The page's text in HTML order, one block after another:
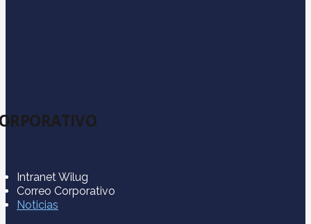
Intranet Wilug
Correo Corporativo
Noticias